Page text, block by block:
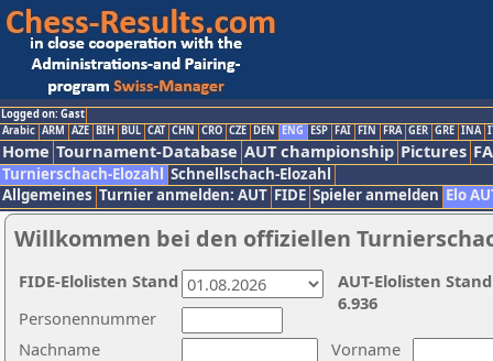
Logged on: Gast
Arabic ARM AZE BIH BUL CAT CHN CRO CZE DEN ENG ESP FAI FIN FRA GER GRE INA
Home Tournament-Database AUT championship Pictures
Turnierschach-Elozahl Schnellschach-Elozahl
Allgemeines Turnier anmelden: AUT FIDE Spieler anmelden Elo
Willkommen bei den offiziellen
Nachname
Vorname
Personennummer
AUT-Elolisten
6.936
FIDE-Elolisten Stand